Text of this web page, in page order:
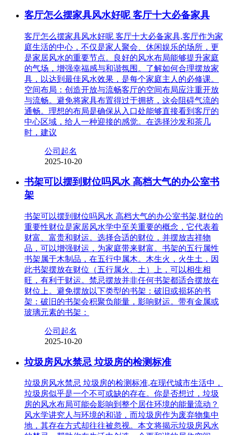
客厅怎么摆家具风水好呢 客厅十大必备家具
客厅怎么摆家具风水好呢 客厅十大必备家具,客厅作为家
庭生活的中心，不仅是家人聚会、休闲娱乐的场所，更
是家居风水的重要节点。良好的风水布局能够提升家庭
的气场，增强幸福感与和谐氛围。了解如何合理摆放家
具，以达到最佳风水效果，是每个家庭主人的必修课。
空间布局：创造开放与流畅客厅的空间布局应注重开放
与流畅。避免将家具布置得过于拥挤，这会阻碍气流的
通畅。理想的布局是确保从入口处能够直接看到客厅的
中心区域，给人一种迎接的感觉。在选择沙发和茶几
时，建议
公司起名
2025-10-20
书架可以摆到财位吗风水 高档大气的办公室书
架
书架可以摆到财位吗风水 高档大气的办公室书架,财位的
重要性财位是家居风水学中至关重要的概念，它代表着
财富、富贵和财运。选择合适的财位，并摆放吉祥物
品，可以增强财运，为家庭带来财富。书架的五行属性
书架属于木制品，在五行中属木。木生火，火生土，因
此书架摆放在财位（五行属火、土）上，可以相生相
旺，有利于财运。禁忌摆放并非任何书架都适合摆放在
财位上。避免摆放以下类型的书架：破旧或损坏的书
架：破旧的书架会积聚负能量，影响财运。带有金属或
玻璃元素的书架：
公司起名
2025-10-20
垃圾房风水禁忌 垃圾房的检测标准
垃圾房风水禁忌 垃圾房的检测标准,在现代城市生活中，
垃圾房似乎是一个不可或缺的存在。你是否想过，垃圾
房的风水布局可能会影响到整个居住环境的能量流动？
风水学讲究人与环境的和谐，而垃圾房作为废弃物集中
地，其存在方式却往往被忽视。本文将揭示垃圾房风水